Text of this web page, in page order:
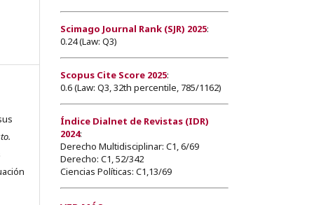
Scimago Journal Rank (SJR) 2025:
0.24 (Law: Q3)
Scopus Cite Score 2025:
0.6 (Law: Q3, 32th percentile, 785/1162)
Índice Dialnet de Revistas (IDR)
2024:
Derecho Multidisciplinar: C1, 6/69
Derecho: C1, 52/342
Ciencias Políticas: C1,13/69